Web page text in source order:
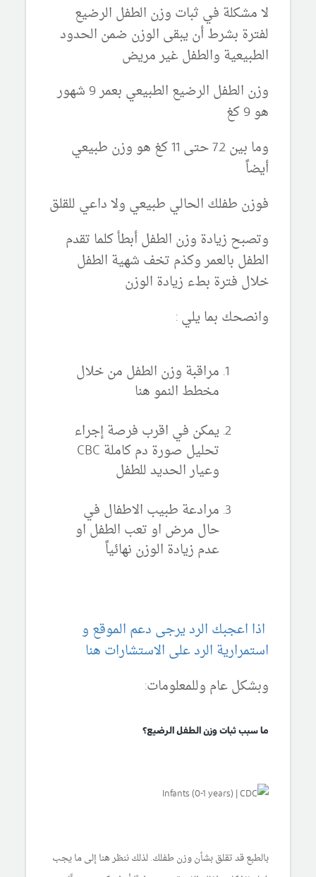
لا مشكلة في ثبات وزن الطفل الرضيع
لفترة بشرط أن يبقى الوزن ضمن الحدود
الطبيعية والطفل غير مريض
وزن الطفل الرضيع الطبيعي بعمر 9 شهور
هو 9 كغ
وما بين 7.2 حتى 11 كغ هو وزن طبيعي
أيضاً
فوزن طفلك الحالي طبيعي ولا داعي للقلق
وتصبح زيادة وزن الطفل أبطأ كلما تقدم
الطفل بالعمر وكذم تخف شهية الطفل
خلال فترة بطء زيادة الوزن
وانصحك بما يلي :
مراقبة وزن الطفل من خلال
مخطط النمو هنا
يمكن في اقرب فرصة إجراء
تحليل صورة دم كاملة CBC
وعيار الحديد للطفل
مرادعة طبيب الاطفال في
حال مرض او تعب الطفل او
عدم زيادة الوزن نهائياً
اذا اعجبك الرد يرجى دعم الموقع و
استمرارية الرد على الاستشارات هنا
وبشكل عام وللمعلومات:
ما سبب ثبات وزن الطفل الرضيع؟
بالطبع قد تقلق بشأن وزن طفلك. لذلك ننظر هنا إلى ما يجب